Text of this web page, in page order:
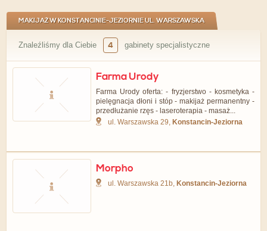
MAKIJAŻ W KONSTANCINIE-JEZIORNIE UL. WARSZAWSKA
Znaleźliśmy dla Ciebie 4 gabinety specjalistyczne
Farma Urody
Farma Urody oferta: - fryzjerstwo - kosmetyka -
pielęgnacja dłoni i stóp - makijaż permanentny -
przedłużanie rzęs - laseroterapia - masaż...
ul. Warszawska 29, Konstancin-Jeziorna
Morpho
ul. Warszawska 21b, Konstancin-Jeziorna